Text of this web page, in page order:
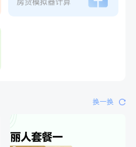
换一换